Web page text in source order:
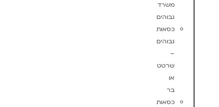
משרד
גבוהים
כסאות
גבוהים
–
שרטט
או
בר
כסאות